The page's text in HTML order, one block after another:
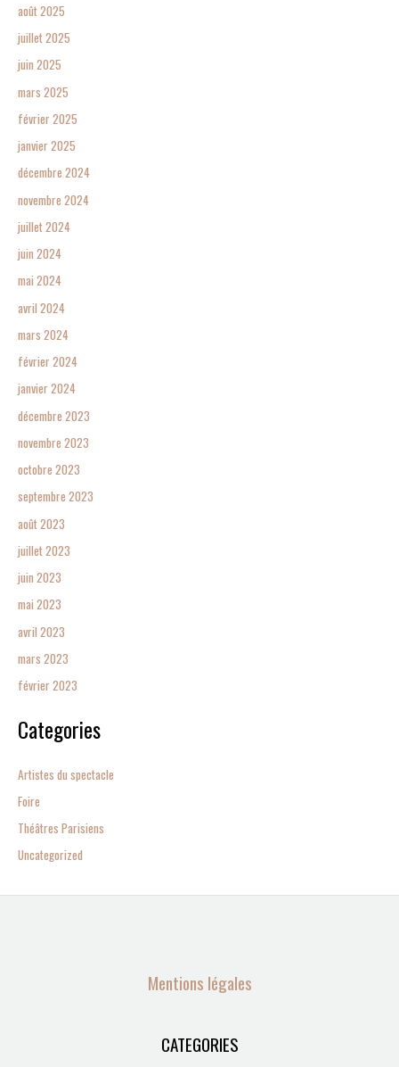
août 2025
juillet 2025
juin 2025
mars 2025
février 2025
janvier 2025
décembre 2024
novembre 2024
juillet 2024
juin 2024
mai 2024
avril 2024
mars 2024
février 2024
janvier 2024
décembre 2023
novembre 2023
octobre 2023
septembre 2023
août 2023
juillet 2023
juin 2023
mai 2023
avril 2023
mars 2023
février 2023
Categories
Artistes du spectacle
Foire
Théâtres Parisiens
Uncategorized
Mentions légales
CATEGORIES